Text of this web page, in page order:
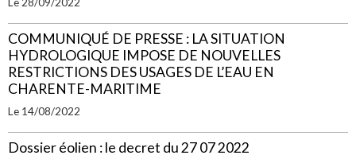
COMMUNIQUÉ DE PRESSE : LA SITUATION
HYDROLOGIQUE IMPOSE DE NOUVELLES
RESTRICTIONS DES USAGES DE L’EAU EN
CHARENTE-MARITIME
Le 14/08/2022
Dossier éolien : le decret du 27 07 2022